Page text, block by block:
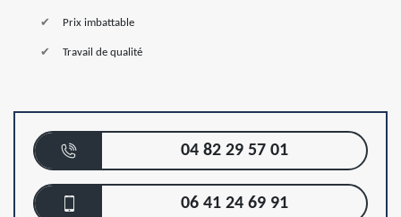
Prix imbattable
Travail de qualité
04 82 29 57 01
06 41 24 69 91